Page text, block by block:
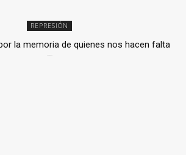
REPRESIÓN
la memoria de quienes nos hacen falta